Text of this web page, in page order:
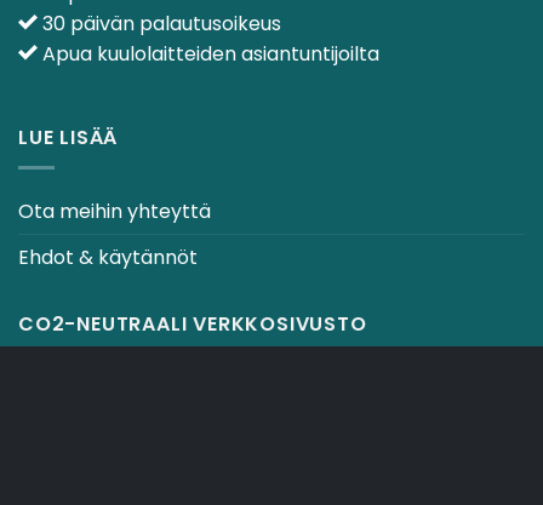
30 päivän palautusoikeus
Apua kuulolaitteiden asiantuntijoilta
LUE LISÄÄ
Ota meihin yhteyttä
Ehdot & käytännöt
CO2-NEUTRAALI VERKKOSIVUSTO